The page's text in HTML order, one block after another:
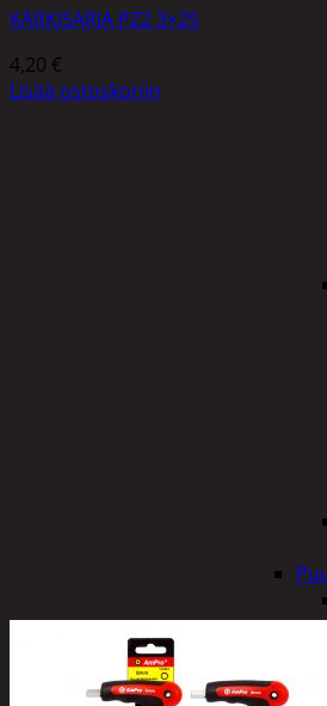
KÄRKISARJA PZ2 3×25
4,20 €
Lisää ostoskoriin